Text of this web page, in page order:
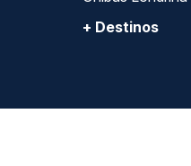
+ Destinos